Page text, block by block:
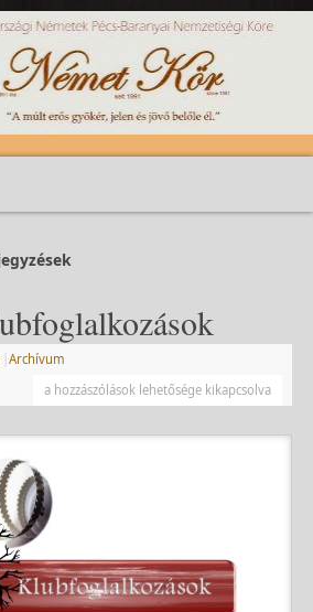
Archívum
a hozzászólások lehetősége kikapcsolva